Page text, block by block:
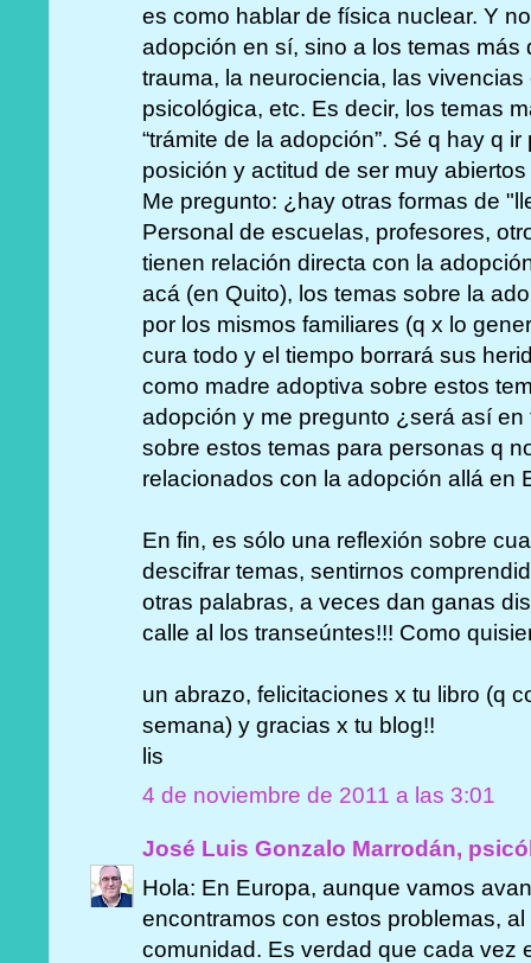
es como hablar de física nuclear. Y
adopción en sí, sino a los temas
trauma, la neurociencia, las
psicológica, etc. Es decir, los temas
“trámite de la adopción”. Sé q hay q
posición y actitud de ser muy
Me pregunto: ¿hay otras formas de
Personal de escuelas, profesores,
tienen relación directa con la
acá (en Quito), los temas sobre la
por los mismos familiares (q x lo
cura todo y el tiempo borrará sus
como madre adoptiva sobre estos
adopción y me pregunto ¿será así
sobre estos temas para personas q
relacionados con la adopción allá en
En fin, es sólo una reflexión sobre
descifrar temas, sentirnos
otras palabras, a veces dan ganas
calle al los transeúntes!!! Como
un abrazo, felicitaciones x tu libro (q
semana) y gracias x tu blog!!
lis
4 de noviembre de 2011 a las 3:01
José Luis Gonzalo Marrodán,
Hola: En Europa, aunque vamos
encontramos con estos problemas,
comunidad. Es verdad que cada vez